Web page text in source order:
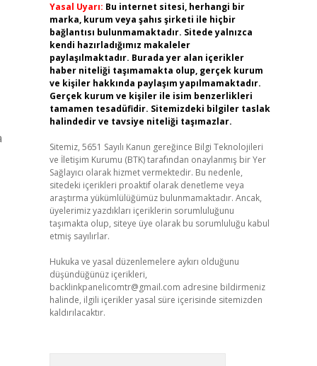
Yasal Uyarı: Bu internet sitesi, herhangi bir
marka, kurum veya şahıs şirketi ile hiçbir
bağlantısı bulunmamaktadır. Sitede yalnızca
kendi hazırladığımız makaleler
paylaşılmaktadır. Burada yer alan içerikler
haber niteliği taşımamakta olup, gerçek kurum
ve kişiler hakkında paylaşım yapılmamaktadır.
Gerçek kurum ve kişiler ile isim benzerlikleri
tamamen tesadüfidir. Sitemizdeki bilgiler taslak
halindedir ve tavsiye niteliği taşımazlar.
Sitemiz, 5651 Sayılı Kanun gereğince Bilgi Teknolojileri
ve İletişim Kurumu (BTK) tarafından onaylanmış bir Yer
Sağlayıcı olarak hizmet vermektedir. Bu nedenle,
sitedeki içerikleri proaktif olarak denetleme veya
araştırma yükümlülüğümüz bulunmamaktadır. Ancak,
üyelerimiz yazdıkları içeriklerin sorumluluğunu
taşımakta olup, siteye üye olarak bu sorumluluğu kabul
etmiş sayılırlar.
Hukuka ve yasal düzenlemelere aykırı olduğunu
düşündüğünüz içerikleri,
backlinkpanelicomtr@gmail.com adresine bildirmeniz
halinde, ilgili içerikler yasal süre içerisinde sitemizden
kaldırılacaktır.